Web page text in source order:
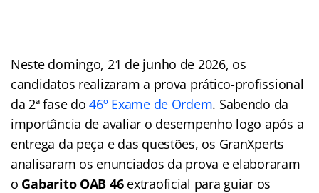
Neste domingo, 21 de junho de 2026, os
candidatos realizaram a prova prático-profissional
da 2ª fase do46º Exame de Ordem. Sabendo da
importância de avaliar o desempenho logo após a
entrega da peça e das questões, os GranXperts
analisaram os enunciados da prova e elaboraram
o Gabarito OAB 46extraoficial para guiar os